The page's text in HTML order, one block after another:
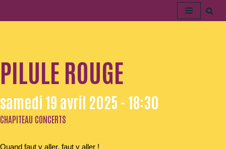
PILULE ROUGE
samedi 19 avril 2025 - 18:30
CHAPITEAU CONCERTS
Quand faut y aller, faut y aller !